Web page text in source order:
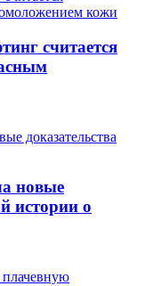
считается
новые
истории о